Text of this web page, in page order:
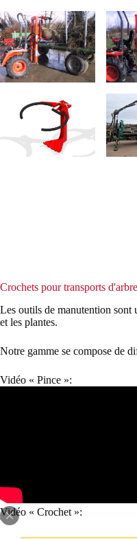
Crochets pour transports
Les outils de manutention sont
et les plantes.
Notre gamme se compose de
Vidéo « Pince »:
Vidéo « Crochet »: